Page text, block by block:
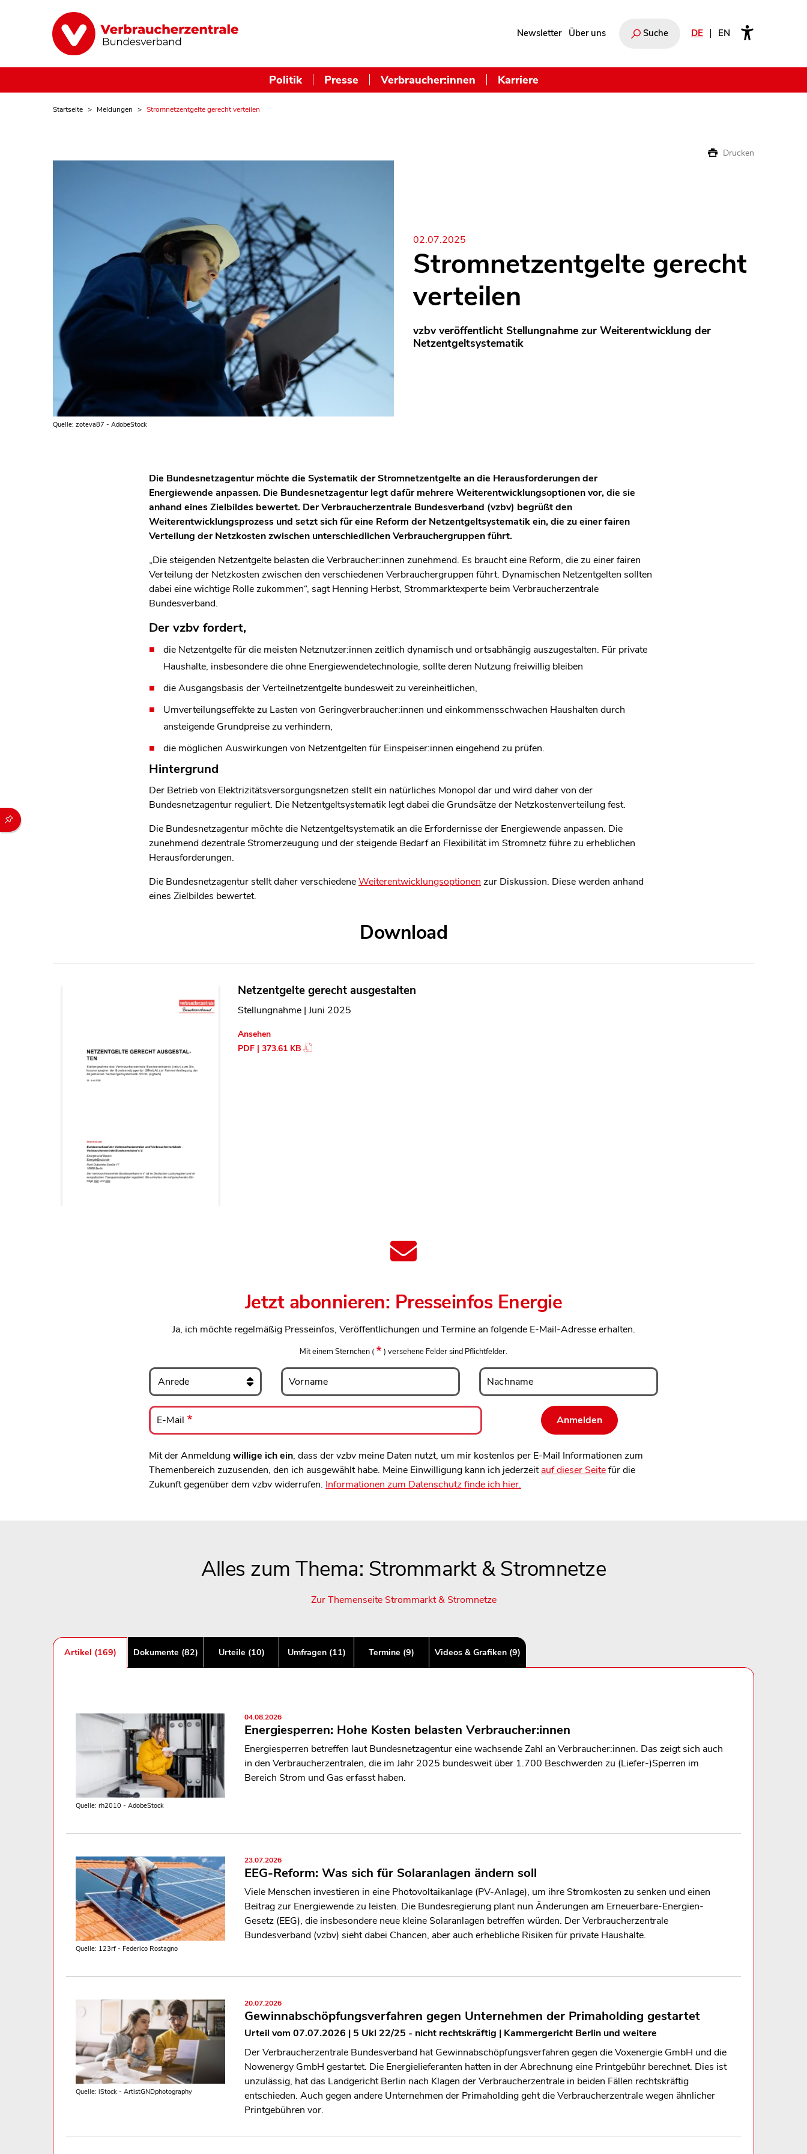
Newsletter Über uns Suche DE EN
Politik Presse Verbraucher:innen Karriere
Durch die folgenden Buttons können Sie direkt auf einen speziellen Bereich des Inhaltes springen
Startseite Meldungen Stromnetzentgelte gerecht verteilen
Drucken
Quelle: zoteva87 - AdobeStock
02.07.2025
Stromnetzentgelte gerecht
verteilen
vzbv veröffentlicht Stellungnahme zur Weiterentwicklung der
Netzentgeltsystematik
Die Bundesnetzagentur möchte die Systematik der Stromnetzentgelte an die Herausforderungen der
Energiewende anpassen. Die Bundesnetzagentur legt dafür mehrere Weiterentwicklungsoptionen vor, die sie
anhand eines Zielbildes bewertet. Der Verbraucherzentrale Bundesverband (vzbv) begrüßt den
Weiterentwicklungsprozess und setzt sich für eine Reform der Netzentgeltsystematik ein, die zu einer fairen
Verteilung der Netzkosten zwischen unterschiedlichen Verbrauchergruppen führt.
„Die steigenden Netzentgelte belasten die Verbraucher:innen zunehmend. Es braucht eine Reform, die zu einer fairen
Verteilung der Netzkosten zwischen den verschiedenen Verbrauchergruppen führt. Dynamischen Netzentgelten sollten
dabei eine wichtige Rolle zukommen“, sagt Henning Herbst, Strommarktexperte beim Verbraucherzentrale
Bundesverband.
Der vzbv fordert,
die Netzentgelte für die meisten Netznutzer:innen zeitlich dynamisch und ortsabhängig auszugestalten. Für private
Haushalte, insbesondere die ohne Energiewendetechnologie, sollte deren Nutzung freiwillig bleiben
die Ausgangsbasis der Verteilnetzentgelte bundesweit zu vereinheitlichen,
Umverteilungseffekte zu Lasten von Geringverbraucher:innen und einkommensschwachen Haushalten durch
ansteigende Grundpreise zu verhindern,
die möglichen Auswirkungen von Netzentgelten für Einspeiser:innen eingehend zu prüfen.
Hintergrund
Der Betrieb von Elektrizitätsversorgungsnetzen stellt ein natürliches Monopol dar und wird daher von der
Bundesnetzagentur reguliert. Die Netzentgeltsystematik legt dabei die Grundsätze der Netzkostenverteilung fest.
Die Bundesnetzagentur möchte die Netzentgeltsystematik an die Erfordernisse der Energiewende anpassen. Die
zunehmend dezentrale Stromerzeugung und der steigende Bedarf an Flexibilität im Stromnetz führe zu erheblichen
Herausforderungen.
Die Bundesnetzagentur stellt daher verschiedeneWeiterentwicklungsoptionen zur Diskussion. Diese werden anhand
eines Zielbildes bewertet.
Download
Netzentgelte gerecht ausgestalten
Stellungnahme | Juni 2025
Ansehen
PDF | 373.61 KB
Jetzt abonnieren: Presseinfos Energie
Ja, ich möchte regelmäßig Presseinfos, Veröffentlichungen und Termine an folgende E-Mail-Adresse erhalten.
Mit einem Sternchen ( ) versehene Felder sind Pflichtfelder.
Anrede Vorname
Vorname
Nachname
Nachname
E-
Mail
E-Mail
Mit der Anmeldungwillige ich ein, dass der vzbv meine Daten nutzt, um mir kostenlos per E-Mail Informationen zum
Themenbereich zuzusenden, den ich ausgewählt habe. Meine Einwilligung kann ich jederzeitauf dieser Seitefür die
Zukunft gegenüber dem vzbv widerrufen. Informationen zum Datenschutz finde ich hier.
Alles zum Thema: Strommarkt & Stromnetze
Zur Themenseite Strommarkt & Stromnetze
Artikel (169) Dokumente (82) Urteile (10) Umfragen (11) Termine (9) Videos & Grafiken (9)
Quelle: rh2010 - AdobeStock
04.08.2026
Energiesperren: Hohe Kosten belasten Verbraucher:innen
Energiesperren betreffen laut Bundesnetzagentur eine wachsende Zahl an Verbraucher:innen. Das zeigt sich auch
in den Verbraucherzentralen, die im Jahr 2025 bundesweit über 1.700 Beschwerden zu (Liefer-)Sperren im
Bereich Strom und Gas erfasst haben.
Quelle: 123rf - Federico Rostagno
23.07.2026
EEG-Reform: Was sich für Solaranlagen ändern soll
Viele Menschen investieren in eine Photovoltaikanlage (PV-Anlage), um ihre Stromkosten zu senken und einen
Beitrag zur Energiewende zu leisten. Die Bundesregierung plant nun Änderungen am Erneuerbare-Energien-
Gesetz (EEG), die insbesondere neue kleine Solaranlagen betreffen würden. Der Verbraucherzentrale
Bundesverband (vzbv) sieht dabei Chancen, aber auch erhebliche Risiken für private Haushalte.
Quelle: iStock - ArtistGNDphotography
20.07.2026
Gewinnabschöpfungsverfahren gegen Unternehmen der Primaholding gestartet
Urteil vom 07.07.2026 | 5 Ukl 22/25 - nicht rechtskräftig | Kammergericht Berlin und weitere
Der Verbraucherzentrale Bundesverband hat Gewinnabschöpfungsverfahren gegen die Voxenergie GmbH und die
Nowenergy GmbH gestartet. Die Energielieferanten hatten in der Abrechnung eine Printgebühr berechnet. Dies ist
unzulässig, hat das Landgericht Berlin nach Klagen der Verbraucherzentrale in beiden Fällen rechtskräftig
entschieden. Auch gegen andere Unternehmen der Primaholding geht die Verbraucherzentrale wegen ähnlicher
Printgebühren vor.